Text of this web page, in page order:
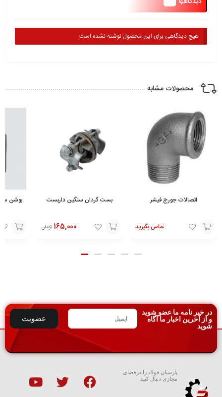
هیچ دیدگاهی برای این محصول نوشته نشده است.
محصولات مشابه
اتصالات جورج فیشر
تماس بگیرید
بست گردان سنگین داربست
165,000 تومان
به
عضویت
در خبر نامه ما عضو شوید
و از آخرین اخبار ما آگاه
شوید
پارسیان فولاد را درفضای
مجازی دنبال کنید